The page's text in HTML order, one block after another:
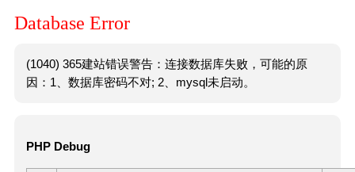
Database Error
(1040) 365建站错误警告：连接数据库失败，可能的原
因：1、数据库密码不对; 2、mysql未启动。
PHP Debug